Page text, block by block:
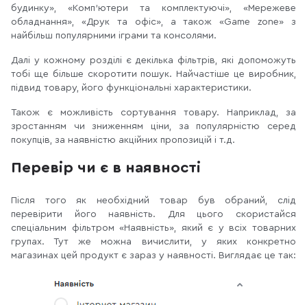
будинку», «Комп'ютери та комплектуючі», «Мережеве
обладнання», «Друк та офіс», а також «Game zone» з
найбільш популярними іграми та консолями.
Далі у кожному розділі є декілька фільтрів, які допоможуть
тобі ще більше скоротити пошук. Найчастіше це виробник,
підвид товару, його функціональні характеристики.
Також є можливість сортування товару. Наприклад, за
зростанням чи зниженням ціни, за популярністю серед
покупців, за наявністю акційних пропозицій і т.д.
Перевір чи є в наявності
Після того як необхідний товар був обраний, слід
перевірити його наявність. Для цього скористайся
спеціальним фільтром «Наявність», який є у всіх товарних
групах. Тут же можна вичислити, у яких конкретно
магазинах цей продукт є зараз у наявності. Виглядає це так: